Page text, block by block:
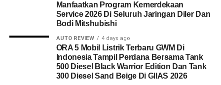
Manfaatkan Program Kemerdekaan
Service 2026 Di Seluruh Jaringan Diler Dan
Bodi Mitshubishi
AUTO REVIEW 4 days ago
ORA 5 Mobil Listrik Terbaru GWM Di
Indonesia Tampil Perdana Bersama Tank
500 Diesel Black Warrior Edition Dan Tank
300 Diesel Sand Beige Di GIIAS 2026